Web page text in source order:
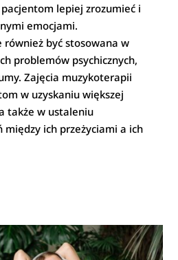
lepiej zrozumieć i
emocjami.
być stosowana w
problemów psychicznych,
Zajęcia muzykoterapii
w uzyskaniu większej
także w ustaleniu
między ich przeżyciami a ich